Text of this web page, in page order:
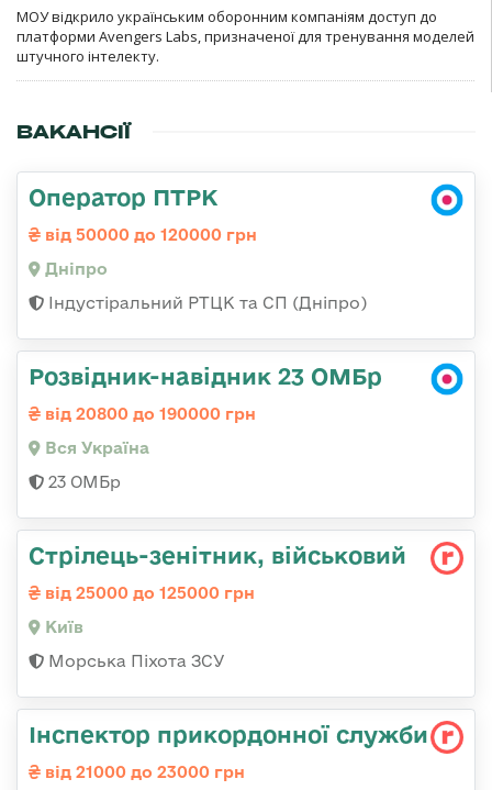
МОУ відкрило українським оборонним компаніям доступ до
платформи Avengers Labs, призначеної для тренування моделей
штучного інтелекту.
ВАКАНСІЇ
Оператор ПТРК
від 50000 до 120000 грн
Дніпро
Індустіральний РТЦК та СП (Дніпро)
Розвідник-навідник 23 ОМБр
від 20800 до 190000 грн
Вся Україна
23 ОМБр
Стpілець-зенітник, військовий
від 25000 до 125000 грн
Київ
Морська Піхота ЗСУ
Інспектор прикордонної служби
від 21000 до 23000 грн